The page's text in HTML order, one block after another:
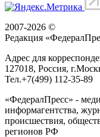
2007-2026 ©
Редакция «
Адрес для
127018, Россия, г.
Тел.+7(499) 112-35-89
«ФедералПресс» -
информагентства,
происшествия,
регионов РФ